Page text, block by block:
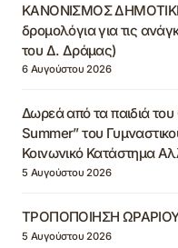
ΚΑΝΟΝΙΣΜΟΣ
δρομολόγια για τις
του Δ. Δράμας)
6 Αυγούστου 2026
Δωρεά από τα παιδιά
Summer” του
Κοινωνικό Κατάστημα
5 Αυγούστου 2026
ΤΡΟΠΟΠΟΙΗΣΗ
5 Αυγούστου 2026